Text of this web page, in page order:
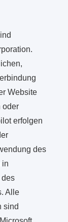
Website
oder
erfolgen
des
in
des
Alle
sind